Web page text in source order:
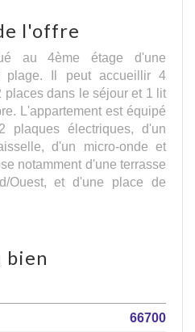
l'offre
au 4ème étage d'une
plage. Il peut accueillir 4
places dans le séjour et 1 lit
L'appartement est équipé
plaques électriques, d'un
d'un micro-onde et
notamment d'une terrasse
Ouest, et d'une place de
bien
66700